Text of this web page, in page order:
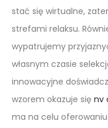
stać się wirtualne,
strefami relaksu.
wypatrujemy
własnym czasie
innowacyjne
wzorem okazuje się nv
ma na celu